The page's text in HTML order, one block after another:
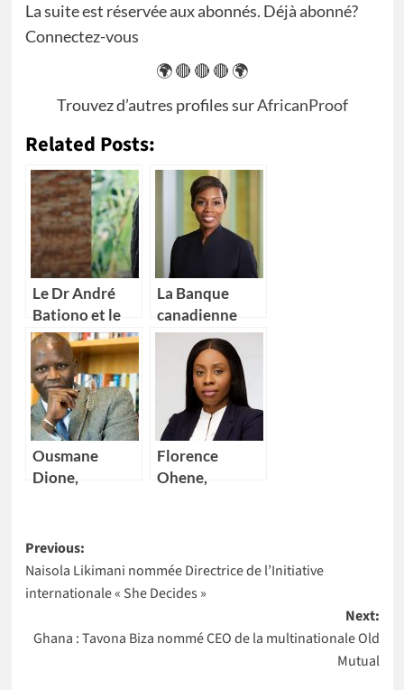
La suite est réservée aux abonnés. Déjà abonné?
Connectez-vous
🌍 🔴 🔴 🔴 🌍
Trouvez d’autres profiles surAfricanProof
Related Posts:
Le Dr André
Bationo et le
Dr Catherine
Nakalembe
remportent
l’Africa Food
Prize 2020
La Banque
canadienne
impériale de
commerce
(CIBC) nomme
Kikelomo
Lawal comme
Vice-
présidente
Ousmane
Dione,
de la Banque
mondiale pour
4 pays Africains
Florence
Ohene,
Ghana
Post
navigation
Previous:
Naisola Likimani nommée Directrice de l’Initiative
internationale « She Decides »
Next:
Ghana : Tavona Biza nommé CEO de la multinationale Old
Mutual